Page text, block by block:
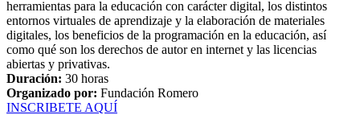
herramientas para la educación con carácter digital, los distintos
entornos virtuales de aprendizaje y la elaboración de materiales
digitales, los beneficios de la programación en la educación, así
como qué son los derechos de autor en internet y las licencias
abiertas y privativas.
Duración: 30 horas
Organizado por: Fundación Romero
INSCRIBETE AQUÍ